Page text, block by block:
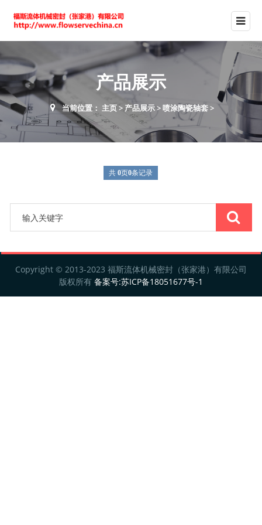
产品展示
当前位置：主页>产品展示>喷涂陶瓷轴套>
共0页0条记录
Copyright © 2013-2023 福斯流体机械密封（张家港）有限公司
版权所有 备案号:苏ICP备18051677号-1